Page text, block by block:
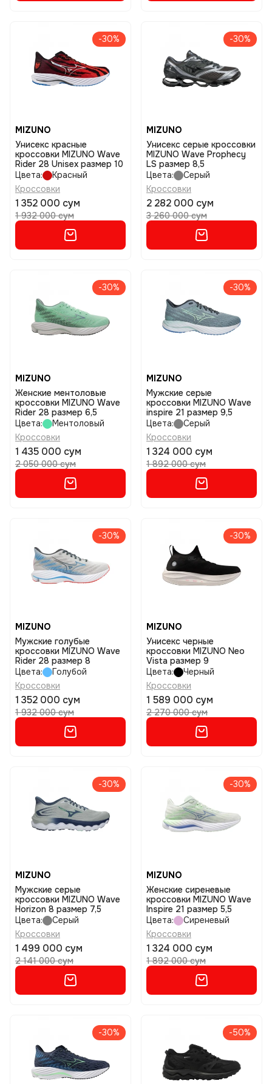
-30%
MIZUNO
Унисекс красные
кроссовки MIZUNO Wave
Rider 28 Unisex размер 10
Цвета:
Красный
Кроссовки
1 352 000 сум
1 932 000 сум
-30%
MIZUNO
Унисекс серые кроссовки
MIZUNO Wave Prophecy
LS размер 8,5
Цвета:
Серый
Кроссовки
2 282 000 сум
3 260 000 сум
-30%
MIZUNO
Женские ментоловые
кроссовки MIZUNO Wave
Rider 28 размер 6,5
Цвета:
Ментоловый
Кроссовки
1 435 000 сум
2 050 000 сум
-30%
MIZUNO
Мужские серые
кроссовки MIZUNO Wave
inspire 21 размер 9,5
Цвета:
Серый
Кроссовки
1 324 000 сум
1 892 000 сум
-30%
MIZUNO
Мужские голубые
кроссовки MIZUNO Wave
Rider 28 размер 8
Цвета:
Голубой
Кроссовки
1 352 000 сум
1 932 000 сум
-30%
MIZUNO
Унисекс черные
кроссовки MIZUNO Neo
Vista размер 9
Цвета:
Черный
Кроссовки
1 589 000 сум
2 270 000 сум
-30%
MIZUNO
Мужские серые
кроссовки MIZUNO Wave
Horizon 8 размер 7,5
Цвета:
Серый
Кроссовки
1 499 000 сум
2 141 000 сум
-30%
MIZUNO
Женские сиреневые
кроссовки MIZUNO Wave
Inspire 21 размер 5,5
Цвета:
Сиреневый
Кроссовки
1 324 000 сум
1 892 000 сум
-30% -50%